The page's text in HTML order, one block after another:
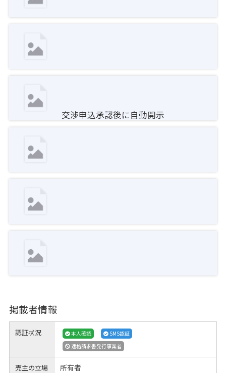
交渉申込承認後に自動開示
掲載者情報
認証状況 本人確認
SMS認証
適格請求書発行事業者
売主の立場 所有者